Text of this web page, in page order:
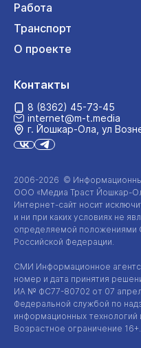
Работа
Транспорт
О проекте
2006-2026 ©
ООО «Медиа Траст Йошкар-
Интернет-сайт носит
и ни при каких условиях не
определяемой положениями
Российской Федерации.
СМИ Информационное
номер и дата принятия
ИА № ФС77-80702 от 07
Федеральной службой по
информационных технологий
Возрастное ограничение 16+.
Контакты
8 (8362) 45-73-45
internet@m-t.media
г. Йошкар‑Ола, ул